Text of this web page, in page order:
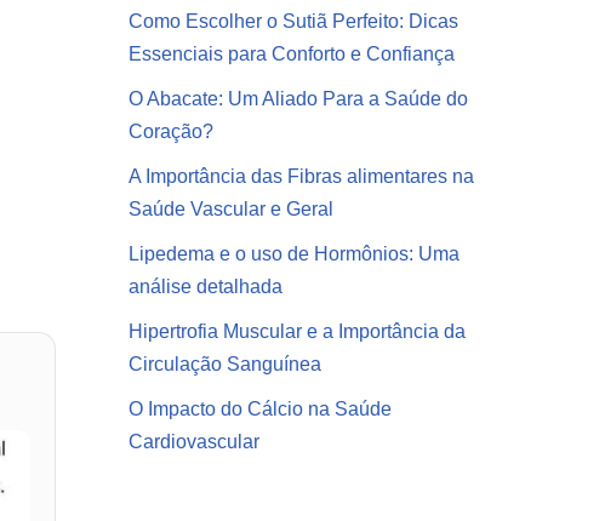
Como Escolher o Sutiã Perfeito: Dicas
Essenciais para Conforto e Confiança
O Abacate: Um Aliado Para a Saúde do
Coração?
A Importância das Fibras alimentares na
Saúde Vascular e Geral
Lipedema e o uso de Hormônios: Uma
análise detalhada
Hipertrofia Muscular e a Importância da
Circulação Sanguínea
O Impacto do Cálcio na Saúde
Cardiovascular